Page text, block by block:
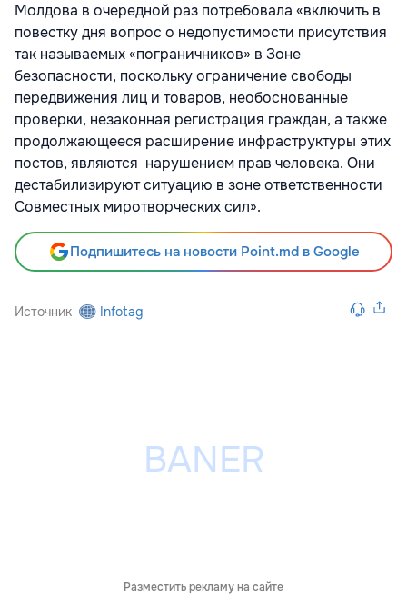
Молдова в очередной раз потребовала «включить в
повестку дня вопрос о недопустимости присутствия
так называемых «пограничников» в Зоне
безопасности, поскольку ограничение свободы
передвижения лиц и товаров, необоснованные
проверки, незаконная регистрация граждан, а также
продолжающееся расширение инфраструктуры этих
постов, являются нарушением прав человека. Они
дестабилизируют ситуацию в зоне ответственности
Совместных миротворческих сил».
Подпишитесь на новости Point.md в Google
Источник Infotag
Разместить рекламу на сайте